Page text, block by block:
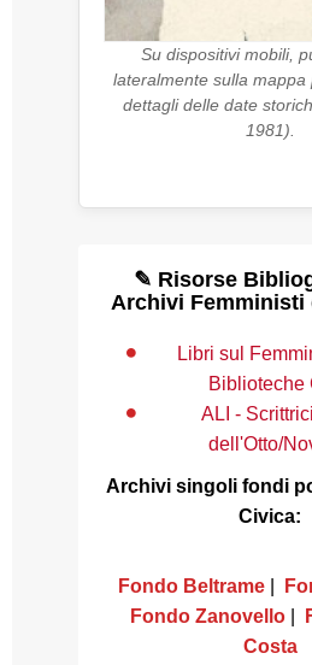
Su dispositivi mobili,
lateralmente sulla mappa
dettagli delle date
1981).
✎ Risorse
Archivi Femministi
Libri sul
Biblioteche
ALI -
dell'Otto/
Archivi singoli fondi
Civica:
Fondo Beltrame|
Fondo Zanovello|
Costa